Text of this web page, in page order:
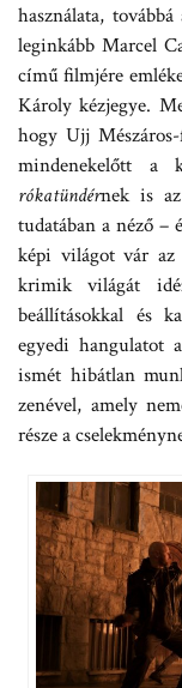
használata,
leginkább Marcel
című filmjére
Károly kézjegye.
hogy Ujj
mindenekelőtt
rókatündérnek is
tudatában a néző –
képi világot vár az
krimik világát
beállításokkal és
egyedi hangulatot
ismét hibátlan
zenével, amely
része a